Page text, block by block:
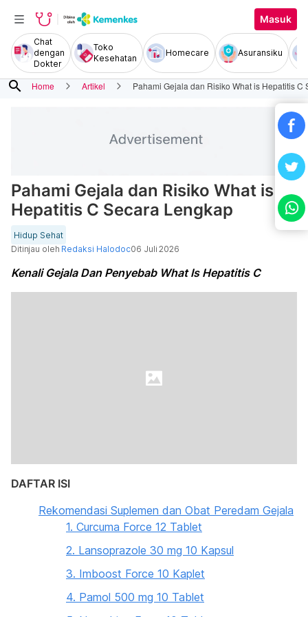
Masuk
Chat
dengan
Dokter
Toko
Kesehatan
Homecare Asuransiku
search Home Artikel Pahami Gejala dan Risiko What is Hepatitis C
Pahami Gejala dan Risiko What is
Hepatitis C Secara Lengkap
Hidup Sehat
Ditinjau oleh Redaksi Halodoc06 Juli 2026
Kenali Gejala Dan Penyebab What Is Hepatitis C
DAFTAR ISI
Rekomendasi Suplemen dan Obat Peredam Gejala
1. Curcuma Force 12 Tablet
2. Lansoprazole 30 mg 10 Kapsul
3. Imboost Force 10 Kaplet
4. Pamol 500 mg 10 Tablet